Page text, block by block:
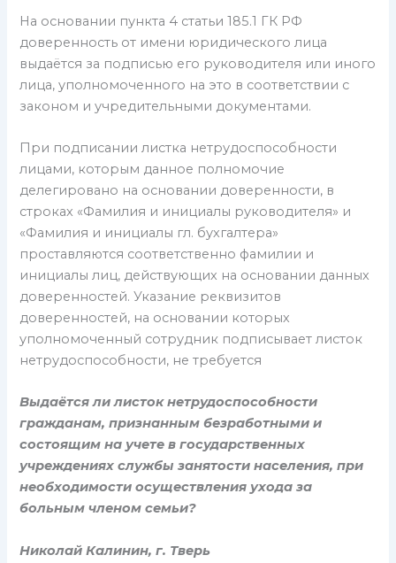
На основании пункта 4 статьи 185.1 ГК РФ
доверенность от имени юридического лица
выдаётся за подписью его руководителя или иного
лица, уполномоченного на это в соответствии с
законом и учредительными документами.
При подписании листка нетрудоспособности
лицами, которым данное полномочие
делегировано на основании доверенности, в
строках «Фамилия и инициалы руководителя» и
«Фамилия и инициалы гл. бухгалтера»
проставляются соответственно фамилии и
инициалы лиц, действующих на основании данных
доверенностей. Указание реквизитов
доверенностей, на основании которых
уполномоченный сотрудник подписывает листок
нетрудоспособности, не требуется
Выдаётся ли листок нетрудоспособности
гражданам, признанным безработными и
состоящим на учете в государственных
учреждениях службы занятости населения, при
необходимости осуществления ухода за
больным членом семьи?
Николай Калинин, г. Тверь